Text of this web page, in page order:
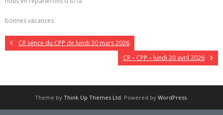
bonnes vacances
CR sénce du CPP de lundi 30 mars 2026
CR – CPP – lundi 20 avril 2026
Theme by Think Up Themes Ltd. Powered by WordPress.